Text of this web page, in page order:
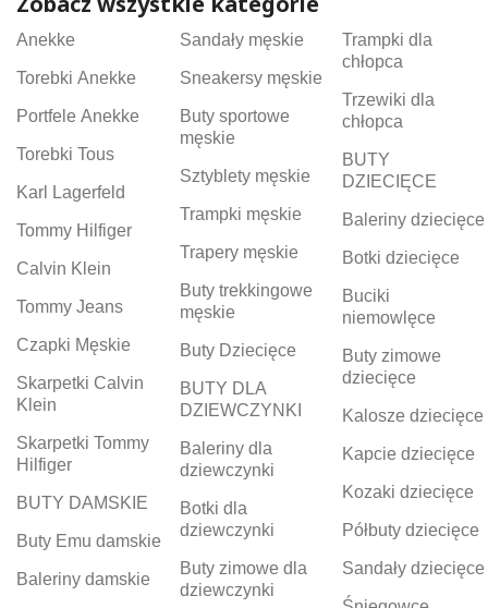
Anekke
Torebki Anekke
Portfele Anekke
Torebki Tous
Karl Lagerfeld
Tommy Hilfiger
Calvin Klein
Tommy Jeans
Czapki Męskie
Skarpetki Calvin
Klein
Skarpetki Tommy
Hilfiger
BUTY DAMSKIE
Buty Emu damskie
Baleriny damskie
Sandały męskie
Sneakersy męskie
Buty sportowe
męskie
Sztyblety męskie
Trampki męskie
Trapery męskie
Buty trekkingowe
męskie
Buty Dziecięce
BUTY DLA
DZIEWCZYNKI
Baleriny dla
dziewczynki
Botki dla
dziewczynki
Buty zimowe dla
dziewczynki
Trampki dla
chłopca
Trzewiki dla
chłopca
BUTY
DZIECIĘCE
Baleriny dziecięce
Botki dziecięce
Buciki
niemowlęce
Buty zimowe
dziecięce
Kalosze dziecięce
Kapcie dziecięce
Kozaki dziecięce
Półbuty dziecięce
Sandały dziecięce